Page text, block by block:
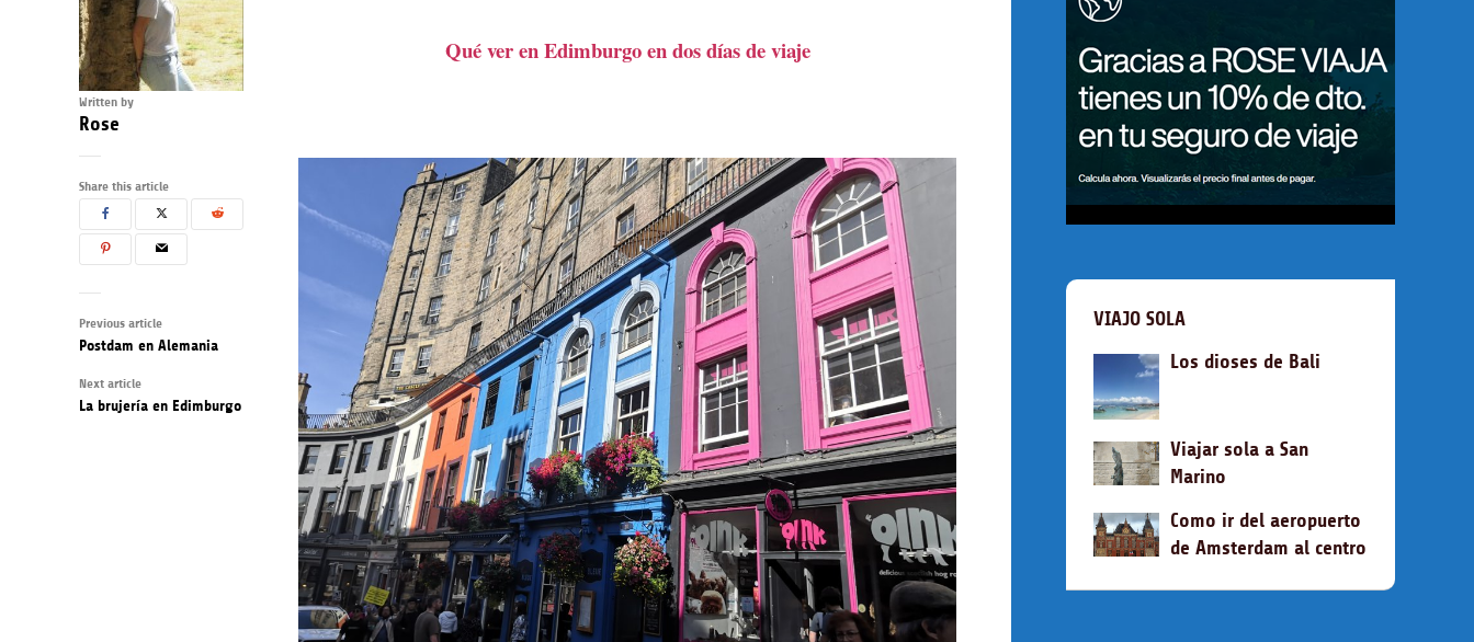
Written by
Rose
Share this article
Previous article
Postdam en Alemania
Next article
La brujería en Edimburgo
Qué ver en Edimburgo en dos días de viaje
VIAJO SOLA
Los dioses de Bali
Viajar sola a San
Marino
Como ir del aeropuerto
de Amsterdam al centro